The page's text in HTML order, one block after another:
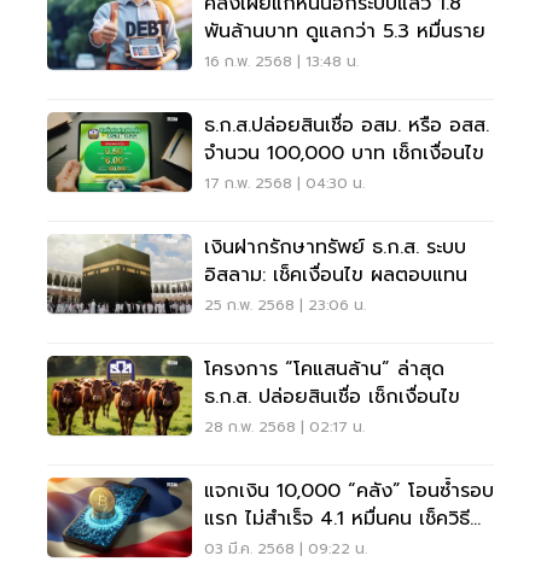
พันล้านบาท ดูแลกว่า 5.3 หมื่นราย
16 ก.พ. 2568 | 13:48 น.
ธ.ก.ส.ปล่อยสินเชื่อ อสม. หรือ อสส.
จำนวน 100,000 บาท เช็กเงื่อนไข
17 ก.พ. 2568 | 04:30 น.
เงินฝากรักษาทรัพย์ ธ.ก.ส. ระบบ
อิสลาม: เช็คเงื่อนไข ผลตอบแทน
25 ก.พ. 2568 | 23:06 น.
โครงการ “โคแสนล้าน” ล่าสุด
ธ.ก.ส. ปล่อยสินเชื่อ เช็กเงื่อนไข
28 ก.พ. 2568 | 02:17 น.
แจกเงิน 10,000 “คลัง” โอนซ้ำรอบ
แรก ไม่สำเร็จ 4.1 หมื่นคน เช็ควิธี
แก้ไข
03 มี.ค. 2568 | 09:22 น.